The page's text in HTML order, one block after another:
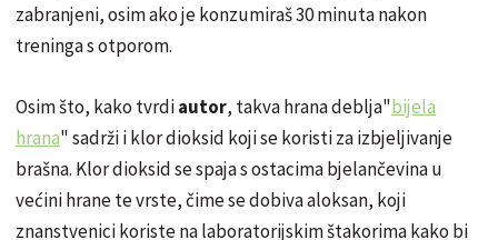
zabranjeni, osim ako je konzumiraš 30 minuta nakon
treninga s otporom.
Osim što, kako tvrdiautor, takva hrana deblja"bijela
hrana" sadrži i klor dioksid koji se koristi za izbjeljivanje
brašna. Klor dioksid se spaja s ostacima bjelančevina u
većini hrane te vrste, čime se dobiva aloksan, koji
znanstvenici koriste na laboratorijskim štakorima kako bi